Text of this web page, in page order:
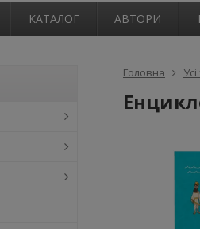
КАТАЛОГ АВТОРИ
Головна